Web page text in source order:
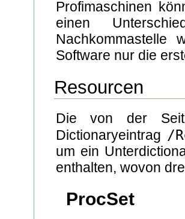
Profimaschinen
einen
Software nur die
Resourcen
Die von der
Dictionaryeintrag /
um ein
enthalten, wovon
ProcSet